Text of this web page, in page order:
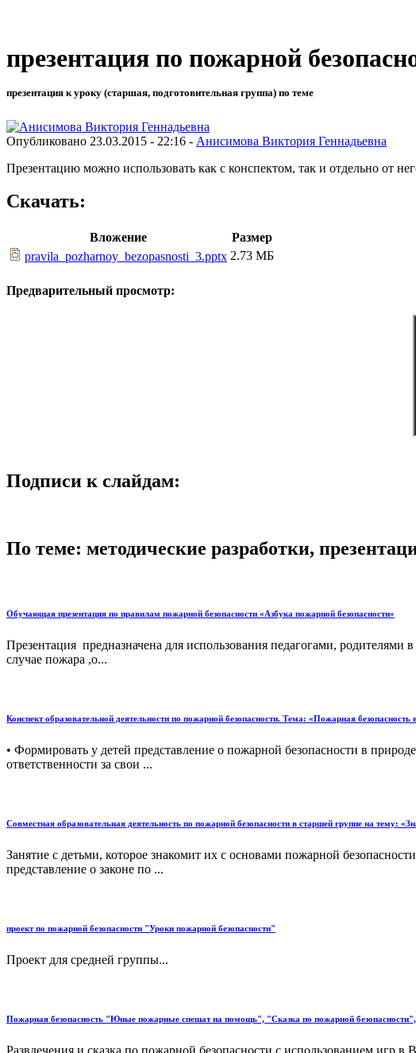
презентация по пожарной
презентация к уроку (старшая, подготовительная группа) по теме
Опубликовано 23.03.2015 - 22:16 - Анисимова Виктория Геннадьевна
Презентацию можно использовать как с конспектом, так и отдельно от
Скачать:
Вложение
Размер
pravila_pozharnoy_bezopasnosti_3.pptx 2.73 МБ
Предварительный просмотр:
Подписи к слайдам:
По теме: методические разработки,
Обучающая презентация по правилам пожарной безопасности «Азбука пожарной безопасности»
Презентация предназначена для использования педагогами,
случае пожара ,о...
Конспект образовательной деятельности по пожарной безопасности. Тема: «Пожарная безопасность
• Формировать у детей представление о пожарной безопасности в
ответственности за свои ...
Совместная образовательная деятельность по пожарной безопасности в старшей группе на тему:
Занятие с детьми, которое знакомит их с основами пожарной
представление о законе по ...
проект по пожарной безопасности "Уроки пожарной безопасности"
Проект для средней группы...
Пожарная безопасность "Юные пожарные спешат на помощь", "Сказка по пожарной